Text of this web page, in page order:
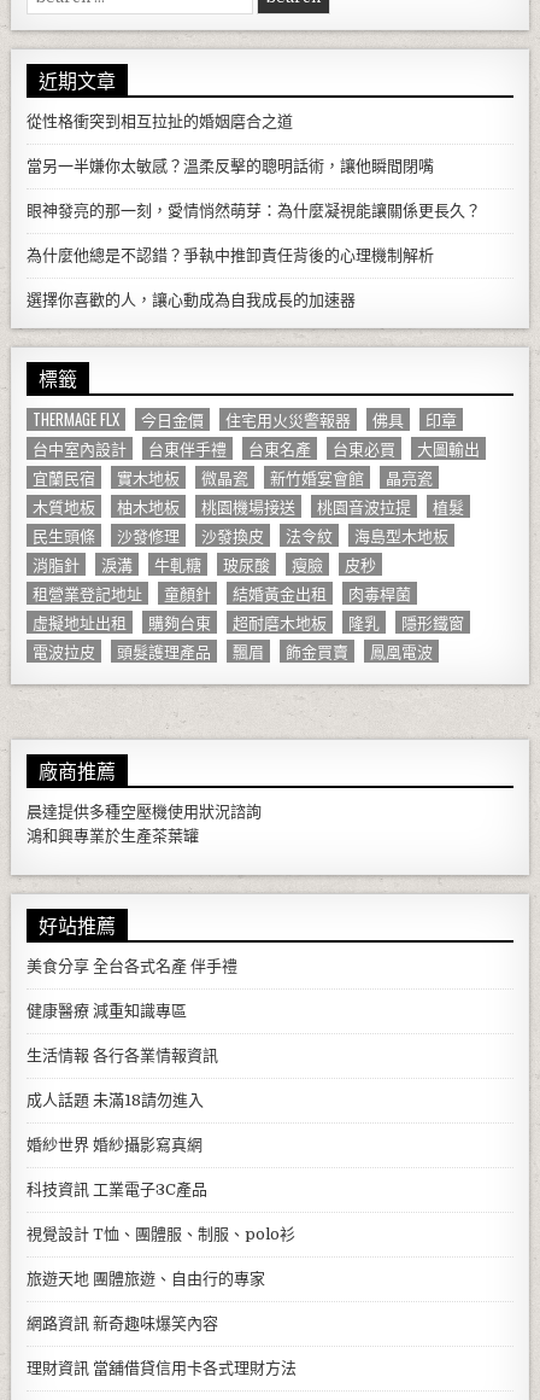
近期文章
從性格衝突到相互拉扯的婚姻磨合之道
當另一半嫌你太敏感？溫柔反擊的聰明話術，讓他瞬間閉嘴
眼神發亮的那一刻，愛情悄然萌芽：為什麼凝視能讓關係更長久？
為什麼他總是不認錯？爭執中推卸責任背後的心理機制解析
選擇你喜歡的人，讓心動成為自我成長的加速器
標籤
THERMAGE FLX 今日金價 住宅用火災警報器 佛具
印章
台中室內設計
台東伴手禮 台東名產 台東必買
大圖輸出
宜蘭民宿
實木地板 微晶瓷 新竹婚宴會館
晶亮瓷
木質地板
柚木地板 桃園機場接送 桃園音波拉提
植髮
民生頭條
沙發修理 沙發換皮 法令紋
海島型木地板
消脂針
淚溝 牛軋糖 玻尿酸 瘦臉
皮秒
租營業登記地址
童顏針 結婚黃金出租
肉毒桿菌
虛擬地址出租
購夠台東 超耐磨木地板 隆乳
隱形鐵窗
電波拉皮
頭髮護理產品 飄眉 飾金買賣 鳳凰電波
廠商推薦
晨達提供多種空壓機使用狀況諮詢
鴻和興專業於生產茶葉罐
好站推薦
美食分享 全台各式名產 伴手禮
健康醫療 減重知識專區
生活情報 各行各業情報資訊
成人話題 未滿18請勿進入
婚紗世界 婚紗攝影寫真網
科技資訊 工業電子3C產品
視覺設計 T恤、團體服、制服、polo衫
旅遊天地 團體旅遊、自由行的專家
網路資訊 新奇趣味爆笑內容
理財資訊 當舖借貸信用卡各式理財方法